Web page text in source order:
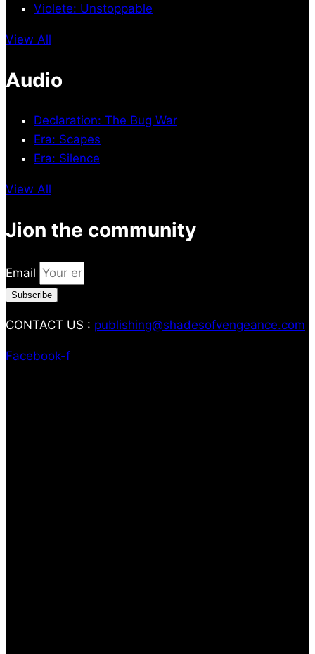
Violete: Unstoppable
View All
Audio
Declaration: The Bug War
Era: Scapes
Era: Silence
View All
Jion the community
Email
Subscribe
CONTACT US : publishing@shadesofvengeance.com
Facebook-f